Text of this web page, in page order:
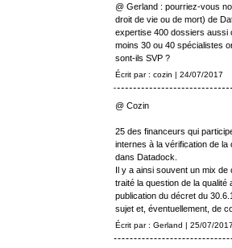
@ Gerland : pourriez-vous
droit de vie ou de mort) de
expertise 400 dossiers aussi
moins 30 ou 40 spécialistes
sont-ils SVP ?
Écrit par : cozin | 24/07/2017
@ Cozin
25 des financeurs qui
internes à la vérification de
dans Datadock.
Il y a ainsi souvent un mix
traité la question de la
publication du décret du
sujet et, éventuellement, de
Écrit par : Gerland | 25/07/